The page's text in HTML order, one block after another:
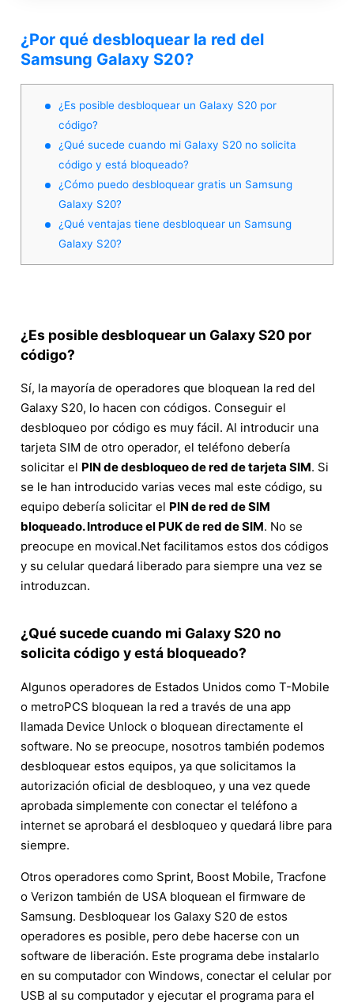
¿Por qué desbloquear la red del
Samsung Galaxy S20?
¿Es posible desbloquear un Galaxy S20 por
código?
¿Qué sucede cuando mi Galaxy S20 no solicita
código y está bloqueado?
¿Cómo puedo desbloquear gratis un Samsung
Galaxy S20?
¿Qué ventajas tiene desbloquear un Samsung
Galaxy S20?
¿Es posible desbloquear un Galaxy S20 por
código?
Sí, la mayoría de operadores que bloquean la red del
Galaxy S20, lo hacen con códigos. Conseguir el
desbloqueo por código es muy fácil. Al introducir una
tarjeta SIM de otro operador, el teléfono debería
solicitar el PIN de desbloqueo de red de tarjeta SIM. Si
se le han introducido varias veces mal este código, su
equipo debería solicitar el PIN de red de SIM
bloqueado. Introduce el PUK de red de SIM. No se
preocupe en movical.Net facilitamos estos dos códigos
y su celular quedará liberado para siempre una vez se
introduzcan.
¿Qué sucede cuando mi Galaxy S20 no
solicita código y está bloqueado?
Algunos operadores de Estados Unidos como T-Mobile
o metroPCS bloquean la red a través de una app
llamada Device Unlock o bloquean directamente el
software. No se preocupe, nosotros también podemos
desbloquear estos equipos, ya que solicitamos la
autorización oficial de desbloqueo, y una vez quede
aprobada simplemente con conectar el teléfono a
internet se aprobará el desbloqueo y quedará libre para
siempre.
Otros operadores como Sprint, Boost Mobile, Tracfone
o Verizon también de USA bloquean el firmware de
Samsung. Desbloquear los Galaxy S20 de estos
operadores es posible, pero debe hacerse con un
software de liberación. Este programa debe instalarlo
en su computador con Windows, conectar el celular por
USB al su computador y ejecutar el programa para el